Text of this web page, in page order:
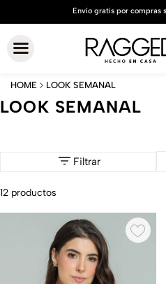
LOOK SEMANAL
LOOK SEMANAL
Filtrar
12 productos